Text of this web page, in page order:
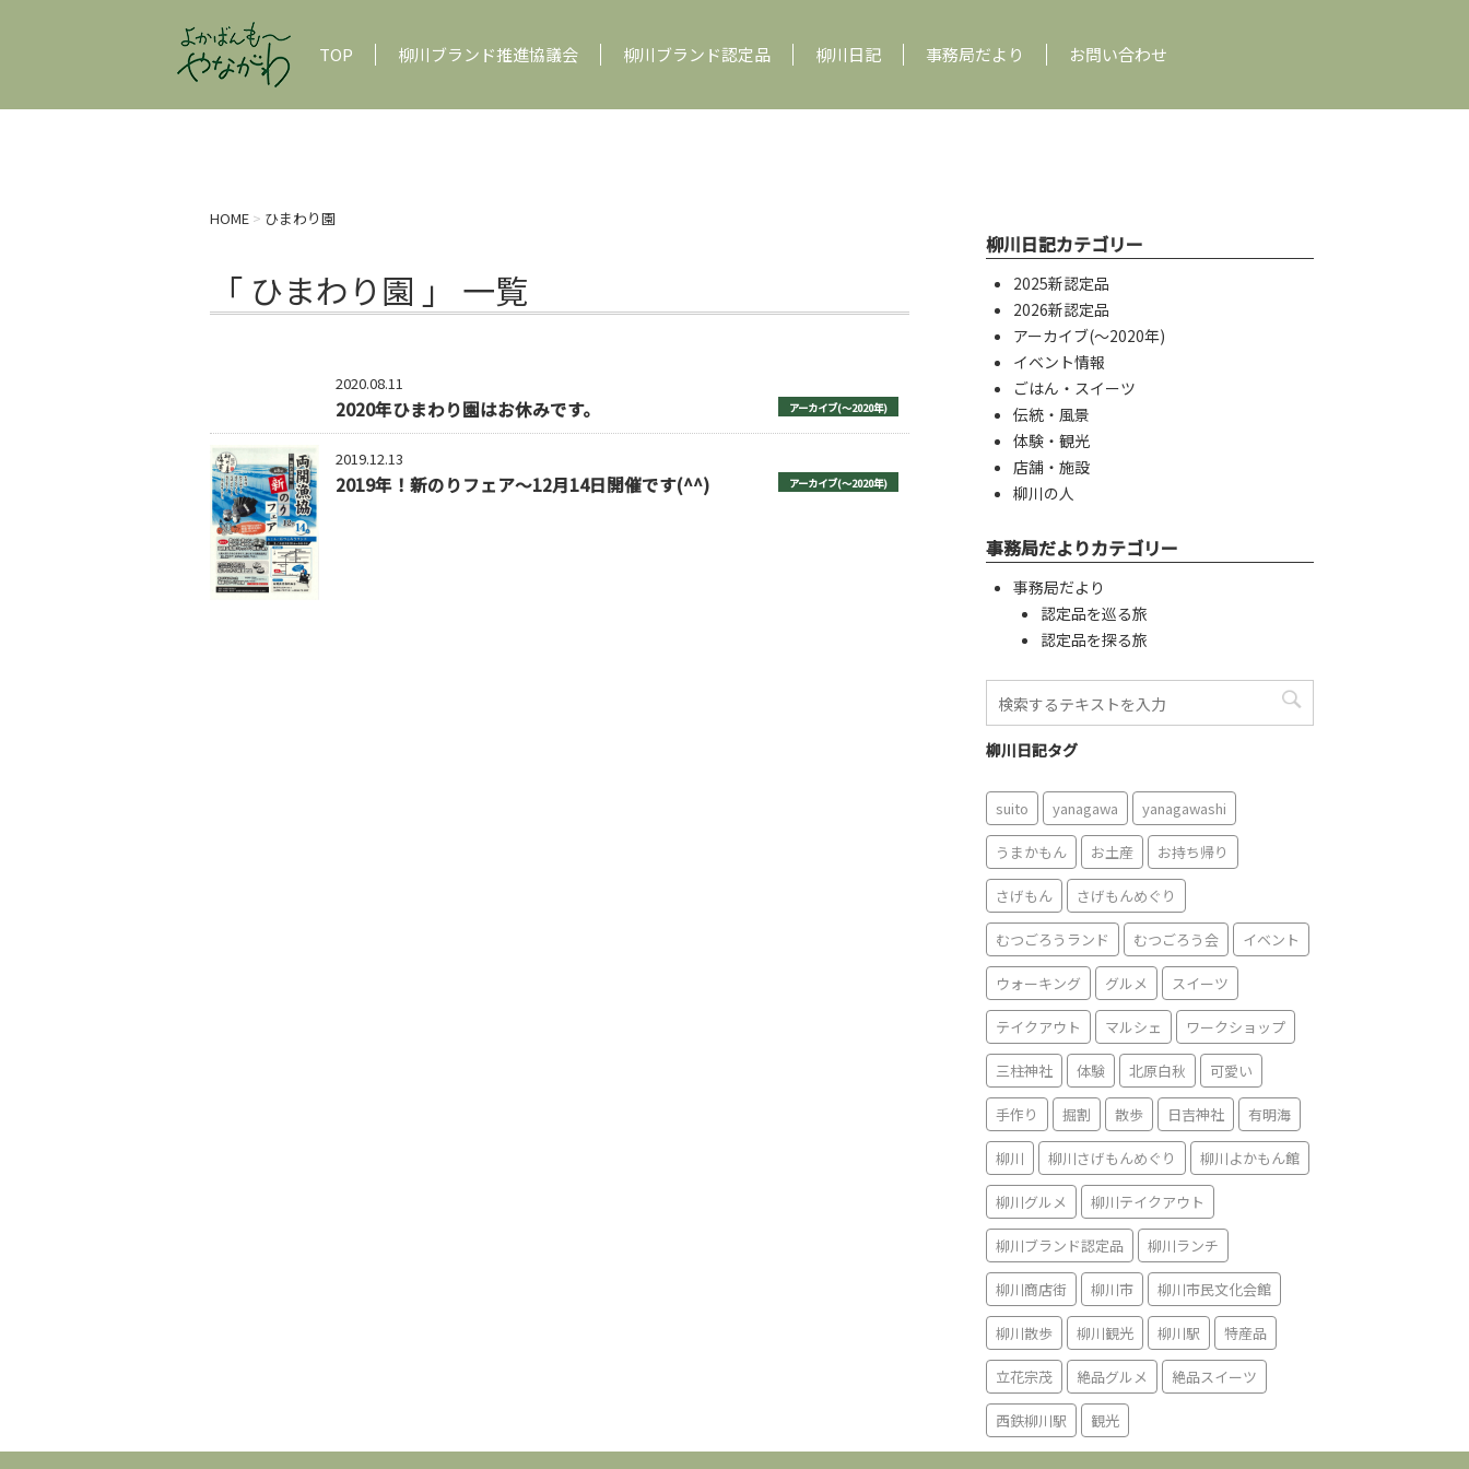
TOP 柳川ブランド推進協議会 柳川ブランド認定品 柳川日記 事務局だより お問い合わせ
HOME > ひまわり園
「 ひまわり園 」 一覧
2020.08.11
2020年ひまわり園はお休みです。 アーカイブ(〜2020年)
2019.12.13
2019年！新のりフェア〜12月14日開催です(^^) アーカイブ(〜2020年)
柳川日記カテゴリー
2025新認定品
2026新認定品
アーカイブ(〜2020年)
イベント情報
ごはん・スイーツ
伝統・風景
体験・観光
店舗・施設
柳川の人
事務局だよりカテゴリー
事務局だより
認定品を巡る旅
認定品を探る旅
柳川日記タグ
suito yanagawa yanagawashi
うまかもん お土産 お持ち帰り
さげもん さげもんめぐり
むつごろうランド むつごろう会 イベント
ウォーキング グルメ スイーツ
テイクアウト マルシェ ワークショップ
三柱神社 体験 北原白秋 可愛い
手作り 掘割 散歩 日吉神社 有明海
柳川 柳川さげもんめぐり 柳川よかもん館
柳川グルメ 柳川テイクアウト
柳川ブランド認定品 柳川ランチ
柳川商店街 柳川市 柳川市民文化会館
柳川散歩 柳川観光 柳川駅 特産品
立花宗茂 絶品グルメ 絶品スイーツ
西鉄柳川駅 観光